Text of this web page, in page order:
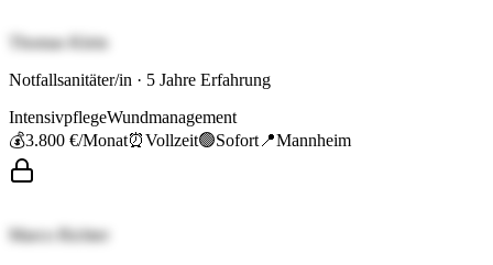
Thomas Klein
Notfallsanitäter/in · 5 Jahre Erfahrung
IntensivpflegeWundmanagement
💰3.800 €/Monat⏰Vollzeit🟢Sofort 📍Mannheim
Marco Richter